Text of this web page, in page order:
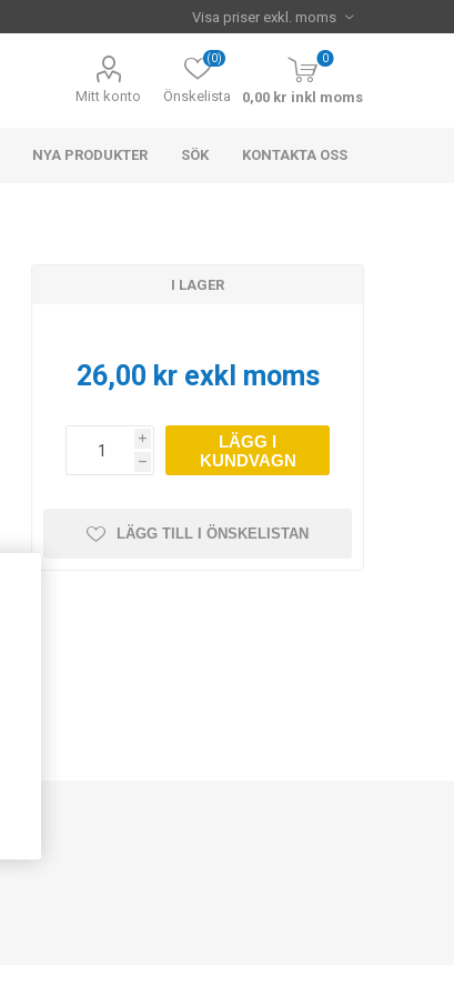
Mitt konto Önskelista
(0) 0
0,00 kr inkl moms
NYA PRODUKTER SÖK KONTAKTA OSS
I LAGER
26,00 kr exkl moms
i
h
LÄGG I
KUNDVAGN
LÄGG TILL I ÖNSKELISTAN